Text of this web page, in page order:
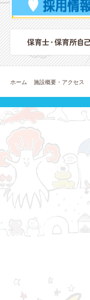
ホーム 施設概要・アクセス